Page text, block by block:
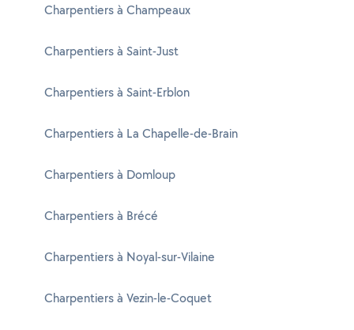
Charpentiers à Champeaux
Charpentiers à Saint-Just
Charpentiers à Saint-Erblon
Charpentiers à La Chapelle-de-Brain
Charpentiers à Domloup
Charpentiers à Brécé
Charpentiers à Noyal-sur-Vilaine
Charpentiers à Vezin-le-Coquet